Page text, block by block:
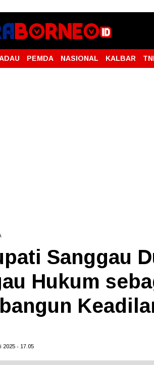
PEMDA NASIONAL KALBAR
Sanggau
Hukum
- 17.05